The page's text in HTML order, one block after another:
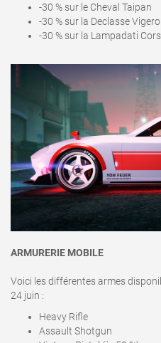
-30 % sur le Cheval Taipan
-30 % sur la Declasse
-30 % sur la Lampadati
ARMURERIE MOBILE
Voici les différentes armes
24 juin :
Heavy Rifle
Assault Shotgun